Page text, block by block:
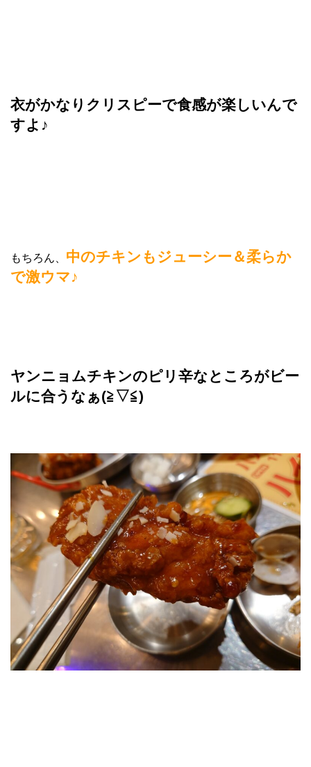
衣がかなりクリスピーで食感が楽しいんで
すよ♪
もちろん、 中のチキンもジューシー＆柔らか
で激ウマ♪
ヤンニョムチキンのピリ辛なところがビー
ルに合うなぁ(≧▽≦)